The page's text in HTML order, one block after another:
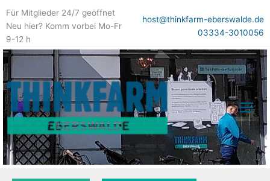
Für Mitglieder 24/7 geöffnet
Neu hier? Komm vorbei Mo-Fr
9-12 h
host@thinkfarm-eberswalde.de
03334-3010056